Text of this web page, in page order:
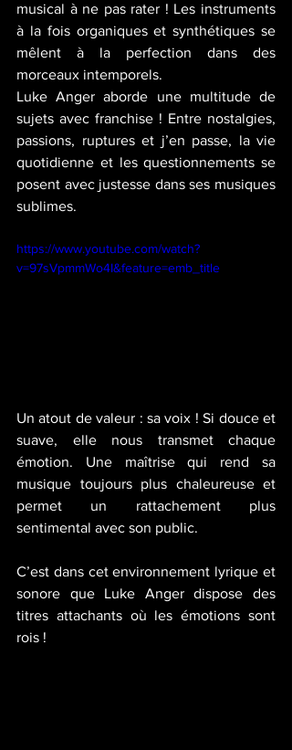
musical à ne pas rater ! Les instruments
à la fois organiques et synthétiques se
mêlent à la perfection dans des
morceaux intemporels.
Luke Anger aborde une multitude de
sujets avec franchise ! Entre nostalgies,
passions, ruptures et j’en passe, la vie
quotidienne et les questionnements se
posent avec justesse dans ses musiques
sublimes.
https://www.youtube.com/watch?
v=97sVpmmWo4I&feature=emb_title
Un atout de valeur : sa voix ! Si douce et
suave, elle nous transmet chaque
émotion. Une maîtrise qui rend sa
musique toujours plus chaleureuse et
permet un rattachement plus
sentimental avec son public.
C’est dans cet environnement lyrique et
sonore que Luke Anger dispose des
titres attachants où les émotions sont
rois !